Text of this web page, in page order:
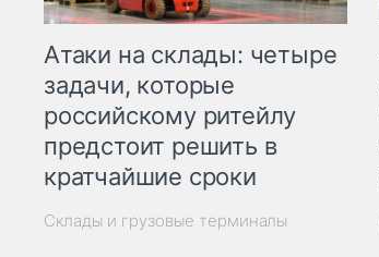
Атаки на склады: четыре
задачи, которые
российскому ритейлу
предстоит решить в
кратчайшие сроки
Склады и грузовые терминалы